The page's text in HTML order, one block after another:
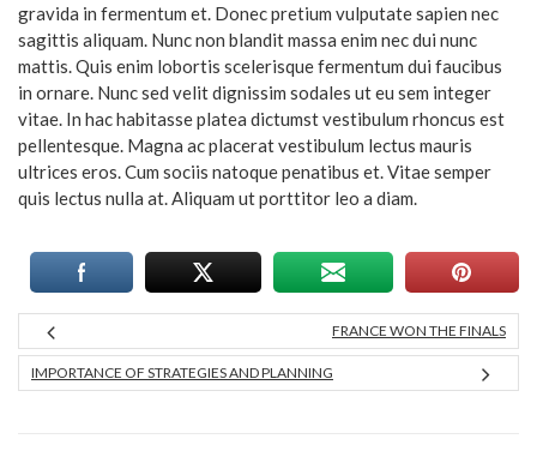
gravida in fermentum et. Donec pretium vulputate sapien nec
sagittis aliquam. Nunc non blandit massa enim nec dui nunc
mattis. Quis enim lobortis scelerisque fermentum dui faucibus
in ornare. Nunc sed velit dignissim sodales ut eu sem integer
vitae. In hac habitasse platea dictumst vestibulum rhoncus est
pellentesque. Magna ac placerat vestibulum lectus mauris
ultrices eros. Cum sociis natoque penatibus et. Vitae semper
quis lectus nulla at. Aliquam ut porttitor leo a diam.
FRANCE WON THE FINALS
IMPORTANCE OF STRATEGIES AND PLANNING